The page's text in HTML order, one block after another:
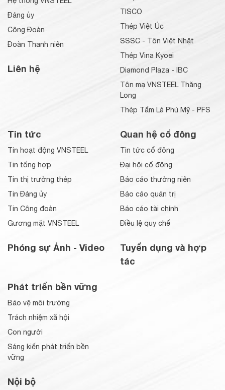
Đảng ủy
Công Đoàn
Đoàn Thanh niên
Liên hệ
TISCO
Thép Việt Úc
SSSC - Tôn Việt Nhật
Thép Vina Kyoei
Diamond Plaza - IBC
Tôn mạ VNSTEEL Thăng
Long
Thép Tấm Lá Phú Mỹ - PFS
Tin tức
Tin hoạt động VNSTEEL
Tin tổng hợp
Tin thị trường thép
Tin Đảng ủy
Tin Công đoàn
Gương mặt VNSTEEL
Phóng sự Ảnh - Video
Quan hệ cổ đông
Tin tức cổ đông
Đại hội cổ đông
Báo cáo thường niên
Báo cáo quản trị
Báo cáo tài chính
Điều lệ quy chế
Tuyển dụng và hợp
tác
Phát triển bền vững
Bảo vệ môi trường
Trách nhiệm xã hội
Con người
Sáng kiến phát triển bền
vững
Nội bộ